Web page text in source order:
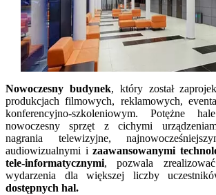
Nowoczesny budynek, który został
produkcjach filmowych, reklamowych,
konferencyjno-szkoleniowym. Potężne
nowoczesny sprzęt z cichymi
nagrania telewizyjne,
audiowizualnymi i zaawansowanymi
tele-informatycznymi, pozwala
wydarzenia dla większej liczby
dostępnych hal.